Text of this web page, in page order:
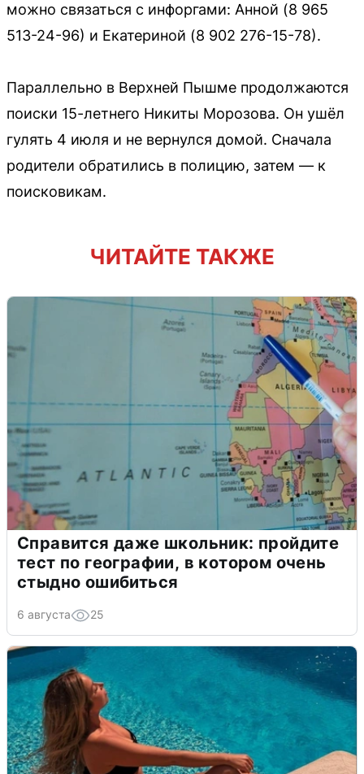
можно связаться с инфоргами: Анной (8 965
513-24-96) и Екатериной (8 902 276-15-78).
Параллельно в Верхней Пышме продолжаются
поиски 15-летнего Никиты Морозова. Он ушёл
гулять 4 июля и не вернулся домой. Сначала
родители обратились в полицию, затем — к
поисковикам.
ЧИТАЙТЕ ТАКЖЕ
Справится даже школьник: пройдите
тест по географии, в котором очень
стыдно ошибиться
6 августа 25